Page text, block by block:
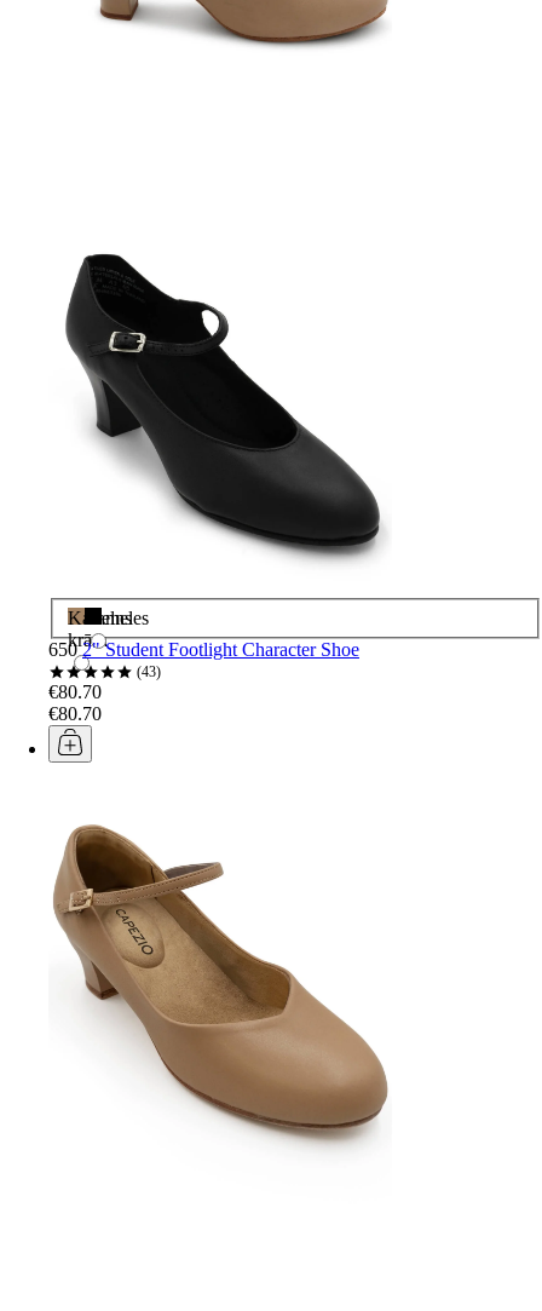
Karameles
krāsa
Melns
650 2" Student Footlight Character Shoe
43
€80.70
€80.70